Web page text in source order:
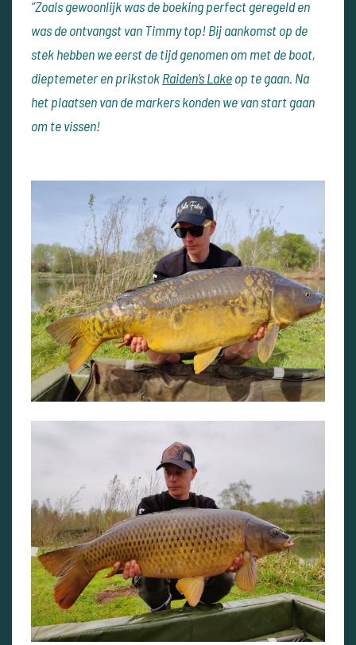
“Zoals gewoonlijk was de boeking perfect geregeld en
was de ontvangst van Timmy top! Bij aankomst op de
stek hebben we eerst de tijd genomen om met de boot,
dieptemeter en prikstokRaiden’s Lakeop te gaan. Na
het plaatsen van de markers konden we van start gaan
om te vissen!